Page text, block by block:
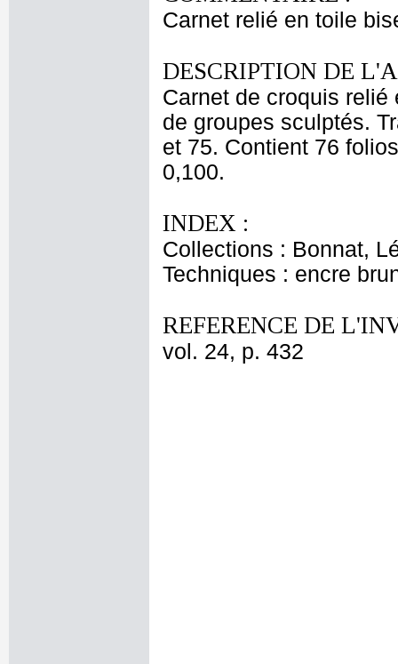
Carnet relié en toile
DESCRIPTION DE
Carnet de croquis
de groupes sculptés.
et 75. Contient 76
0,100.
INDEX :
Collections : Bonnat,
Techniques : encre
REFERENCE DE
vol. 24, p. 432